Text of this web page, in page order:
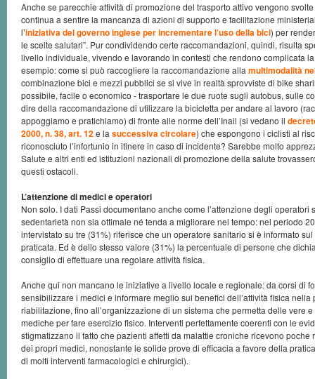
Anche se parecchie attività di promozione del trasporto attivo vengono
continua a sentire la mancanza di azioni di supporto e facilitazione
l’iniziativa del governo inglese per incrementare l’uso della bici) per
le scelte salutari”. Pur condividendo certe raccomandazioni, quindi, risulta
livello individuale, vivendo e lavorando in contesti che rendono complicata
esempio: come si può raccogliere la raccomandazione alla multimodalità
combinazione bici e mezzi pubblici se si vive in realtà sprovviste di bike
possibile, facile o economico - trasportare le due ruote sugli autobus, sulle
dire della raccomandazione di utilizzare la bicicletta per andare al lavoro
appoggiamo e pratichiamo) di fronte alle norme dell’Inail (si vedano il
2000, n. 38, art. 12e la successiva circolare) che espongono i ciclisti al
riconosciuto l’infortunio in itinere in caso di incidente? Sarebbe molto
Salute e altri enti ed istituzioni nazionali di promozione della salute
questi ostacoli.
L’attenzione di medici e operatori
Non solo. I dati Passi documentano anche come l’attenzione degli
sedentarietà non sia ottimale né tenda a migliorare nel tempo: nel periodo
intervistato su tre (31%) riferisce che un operatore sanitario si è informato
praticata. Ed è dello stesso valore (31%) la percentuale di persone che
consiglio di effettuare una regolare attività fisica.
Anche qui non mancano le iniziative a livello locale e regionale: da corsi di
sensibilizzare i medici e informare meglio sui benefici dell’attività fisica nella
riabilitazione, fino all’organizzazione di un sistema che permetta delle vere
mediche per fare esercizio fisico. Interventi perfettamente coerenti con le
stigmatizzano il fatto che pazienti affetti da malattie croniche ricevono poche
dei propri medici, nonostante le solide prove di efficacia a favore della
di molti interventi farmacologici e chirurgici).